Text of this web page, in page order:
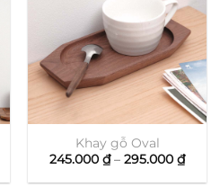
Khay gỗ Oval
245.000 ₫ – 295.000 ₫
giá:
từ